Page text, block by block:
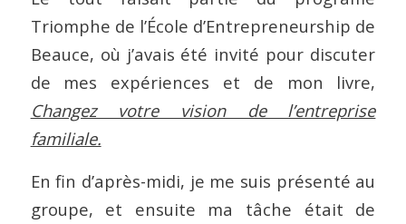
Triomphe de l’École d’Entrepreneurship de
Beauce, où j’avais été invité pour discuter
de mes expériences et de mon livre,
Changez votre vision de l’entreprise
familiale.
En fin d’après-midi, je me suis présenté au
groupe, et ensuite ma tâche était de